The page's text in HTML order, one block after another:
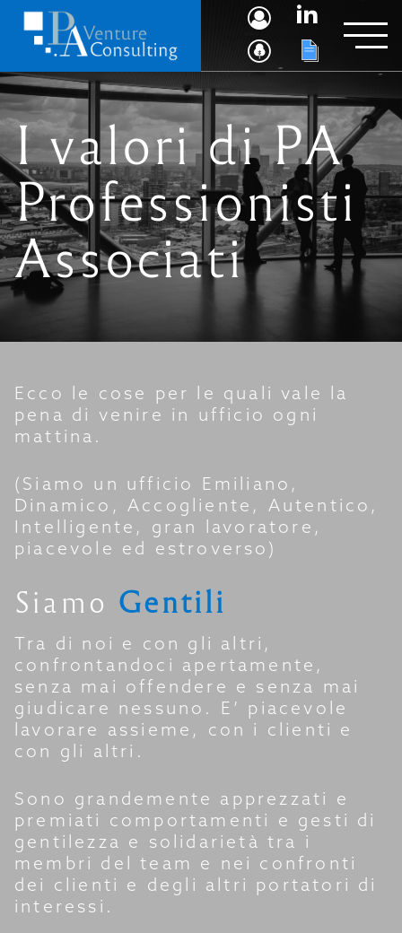
I valori di PA
Professionisti
Associati
Ecco le cose per le quali vale la
pena di venire in ufficio ogni
mattina.
(Siamo un ufficio Emiliano,
Dinamico, Accogliente, Autentico,
Intelligente, gran lavoratore,
piacevole ed estroverso)
Siamo Gentili
Tra di noi e con gli altri,
confrontandoci apertamente,
senza mai offendere e senza mai
giudicare nessuno. E’ piacevole
lavorare assieme, con i clienti e
con gli altri.
Sono grandemente apprezzati e
premiati comportamenti e gesti di
gentilezza e solidarietà tra i
membri del team e nei confronti
dei clienti e degli altri portatori di
interessi.